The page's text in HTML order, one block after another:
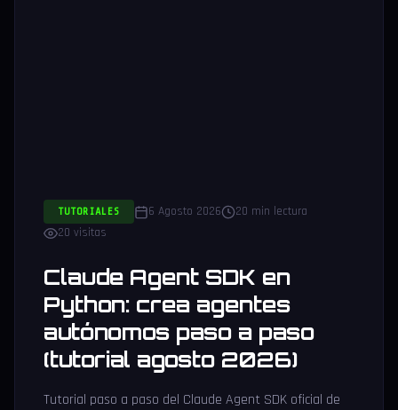
TUTORIALES 6 Agosto 2026
20 min lectura
20 visitas
Claude Agent SDK en
Python: crea agentes
autónomos paso a paso
(tutorial agosto 2026)
Tutorial paso a paso del Claude Agent SDK oficial de